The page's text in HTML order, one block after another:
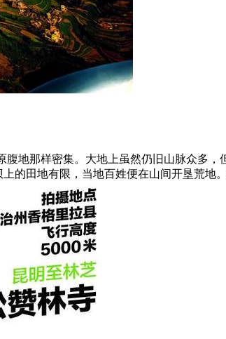
地那样密集。大地上虽然仍旧山脉众多
的田地有限，当地百姓便在山间开垦荒地